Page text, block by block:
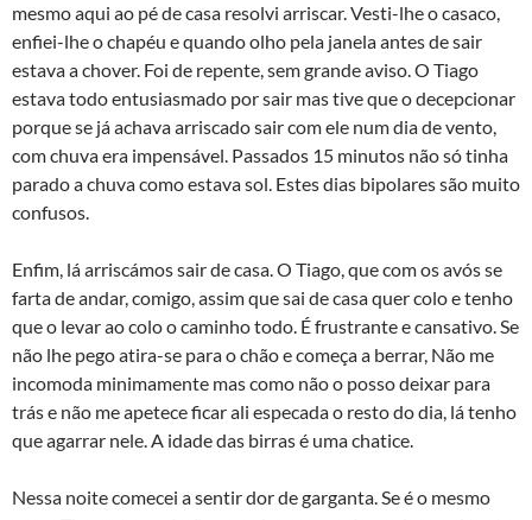
mesmo aqui ao pé de casa resolvi arriscar. Vesti-lhe o casaco,
enfiei-lhe o chapéu e quando olho pela janela antes de sair
estava a chover. Foi de repente, sem grande aviso. O Tiago
estava todo entusiasmado por sair mas tive que o decepcionar
porque se já achava arriscado sair com ele num dia de vento,
com chuva era impensável. Passados 15 minutos não só tinha
parado a chuva como estava sol. Estes dias bipolares são muito
confusos.
Enfim, lá arriscámos sair de casa. O Tiago, que com os avós se
farta de andar, comigo, assim que sai de casa quer colo e tenho
que o levar ao colo o caminho todo. É frustrante e cansativo. Se
não lhe pego atira-se para o chão e começa a berrar, Não me
incomoda minimamente mas como não o posso deixar para
trás e não me apetece ficar ali especada o resto do dia, lá tenho
que agarrar nele. A idade das birras é uma chatice.
Nessa noite comecei a sentir dor de garganta. Se é o mesmo